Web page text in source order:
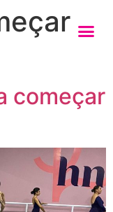
começar